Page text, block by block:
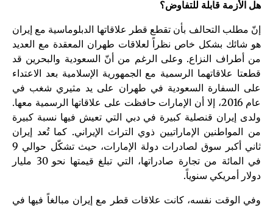
هل الأزمة قابلة للتفاوض؟
إنّ مطلب التحالف بأن تقطع قطر علاقاتها الدبلوماسية مع إيران
هو شائك بشكل خاص نظراً لعلاقات طهران المعقدة مع العديد
من أطراف النزاع. وعلى الرغم من أنّ السعودية والبحرين قد
قطعتا علاقاتهما الرسمية مع الجمهورية الإسلامية بعد الاعتداء
على السفارة السعودية في طهران على يد مثيري شغب في
عام 2016، إلا أن الإمارات حافظت على علاقاتها الرسمية معها.
ولدى إيران قنصلية كبيرة في دبي التي تعيش فيها نسبة كبيرة
من المواطنين الإماراتيين ذوي التراث الإيراني. كما تُعد إيران
ثاني أكبر سوق لصادرات دولة الإمارات، حيث تشكّل حوالي 9
في المائة من تجارة صادراتها، التي تبلغ قيمتها نحو 30 مليار
دولار أمريكي سنوياً.
وفي الوقت نفسه، كانت علاقات قطر مع إيران مبالغاً فيها في